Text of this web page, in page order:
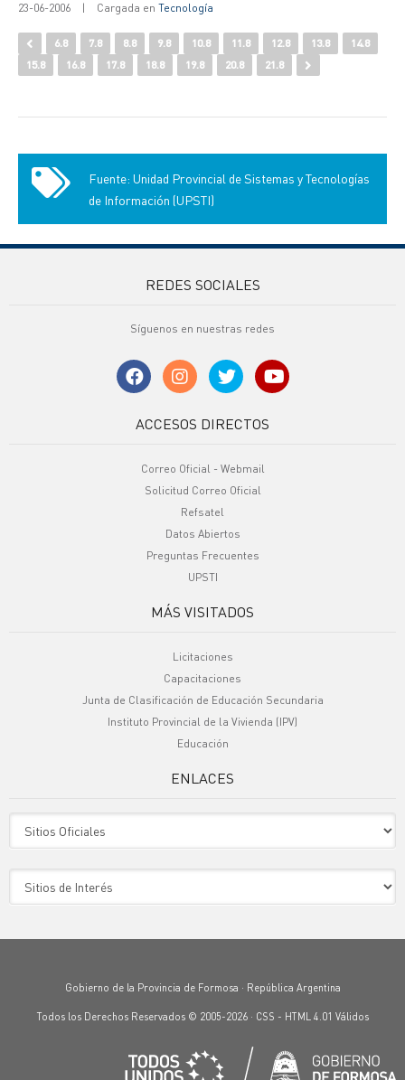
23-06-2006 | Cargada en Tecnología
6.8 7.8 8.8 9.8 10.8 11.8 12.8 13.8
14.8
15.8
16.8 17.8 18.8 19.8 20.8 21.8
Fuente: Unidad Provincial de Sistemas y Tecnologías
de Información (UPSTI)
REDES SOCIALES
Síguenos en nuestras redes
ACCESOS DIRECTOS
Correo Oficial - Webmail
Solicitud Correo Oficial
Refsatel
Datos Abiertos
Preguntas Frecuentes
UPSTI
MÁS VISITADOS
Licitaciones
Capacitaciones
Junta de Clasificación de Educación Secundaria
Instituto Provincial de la Vivienda (IPV)
Educación
ENLACES
Gobierno de la Provincia de Formosa · República Argentina
Todos los Derechos Reservados © 2005-2026 · CSS - HTML 4.01 Válidos